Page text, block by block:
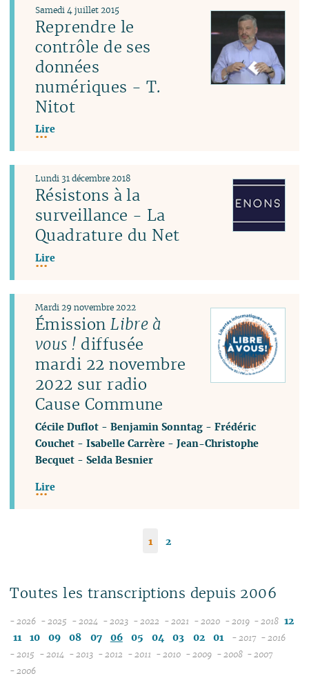
Reprendre le
contrôle de ses
données
numériques - T.
Nitot
Samedi 4 juillet 2015
Lire
Résistons à la
surveillance - La
Quadrature du Net
Lundi 31 décembre 2018
Lire
ÉmissionLibre à
vous ! diffusée
mardi 22 novembre
2022 sur radio
Cause Commune
Mardi 29 novembre 2022
Cécile Duflot -Benjamin Sonntag -Frédéric
Couchet -Isabelle Carrère -Jean-Christophe
Becquet -Selda Besnier
Lire
1 2
Toutes les transcriptions depuis 2006
- 2026
08
- 2025
12
- 2024
12
- 2023
12
- 2022
12
- 2021
12
- 2020 - 2019 - 2018 12
11
10 09 08 07 06 05 04 03 02 01 - 2017 - 2016
- 2015 - 2014 - 2013 - 2012 - 2011 - 2010 - 2009 - 2008 - 2007
- 2006